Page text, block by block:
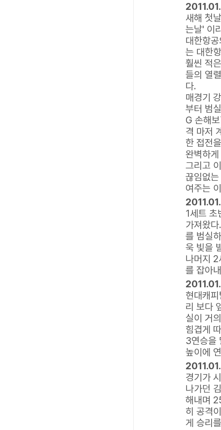
새해 첫
는날' 이
대한항
는 대한
훨씬 적
들의 열
다.
매경기
부터 범
G 손해
격 마저
한 접전
완벽하
그리고
끊임없
여주는
1세트
가져왔
를 범실
욱 빛을
나머지
를 잡아
현대캐
리 보다
실이 거
힘겹게
3연승을
높이에
경기가
나가던
해내며
히 공격
게 승리